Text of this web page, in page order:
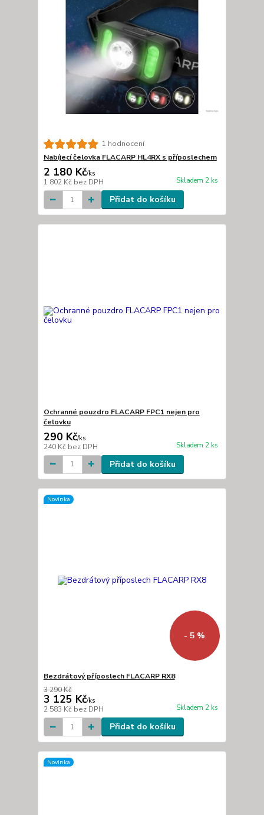
1 hodnocení
Nabíjecí čelovka FLACARP HL4RX s příposlechem
2 180 Kč/ks
1 802 Kč bez DPH Skladem 2 ks
Přidat do košíku
Ochranné pouzdro FLACARP FPC1 nejen pro
čelovku
290 Kč/ks
240 Kč bez DPH Skladem 2 ks
Přidat do košíku
Novinka
- 5 %
Bezdrátový příposlech FLACARP RX8
3 290 Kč
3 125 Kč/ks
2 583 Kč bez DPH Skladem 2 ks
Přidat do košíku
Novinka